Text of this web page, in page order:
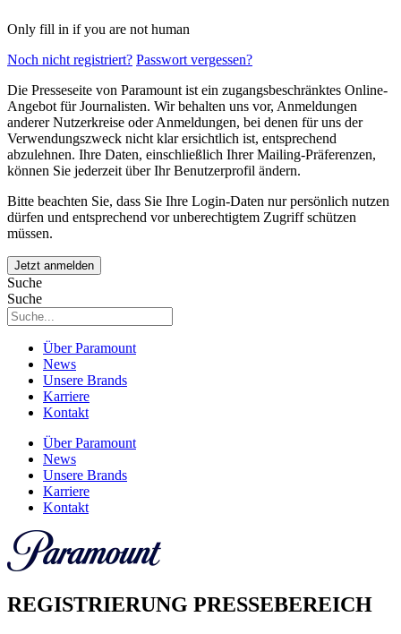
Only fill in if you are not human
Noch nicht registriert? Passwort vergessen?
Die Presseseite von Paramount ist ein zugangsbeschränktes Online-
Angebot für Journalisten. Wir behalten uns vor, Anmeldungen
anderer Nutzerkreise oder Anmeldungen, bei denen für uns der
Verwendungszweck nicht klar ersichtlich ist, entsprechend
abzulehnen. Ihre Daten, einschließlich Ihrer Mailing-Präferenzen,
können Sie jederzeit über Ihr Benutzerprofil ändern.
Bitte beachten Sie, dass Sie Ihre Login-Daten nur persönlich nutzen
dürfen und entsprechend vor unberechtigtem Zugriff schützen
müssen.
Suche
Suche
Über Paramount
News
Unsere Brands
Karriere
Kontakt
Über Paramount
News
Unsere Brands
Karriere
Kontakt
REGISTRIERUNG PRESSEBEREICH